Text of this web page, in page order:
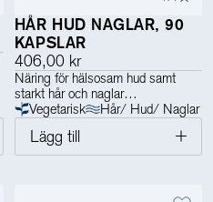
HÅR HUD NAGLAR, 90
KAPSLAR
406,00 kr
Näring för hälsosam hud samt
starkt hår och naglar
Vegetarisk
Hår/ Hud/ Naglar
Lägg till